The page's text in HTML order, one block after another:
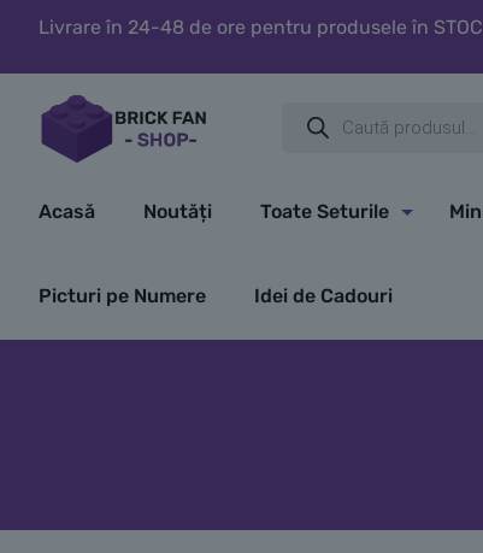
Livrare în 24-48 de ore pentru produsele în
search
Acasă Noutăți Toate Seturile
Picturi pe Numere Idei de Cadouri